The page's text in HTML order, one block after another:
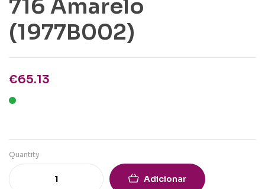
716 Amarelo
(1977B002)
€65.13
Quantity
Adicionar